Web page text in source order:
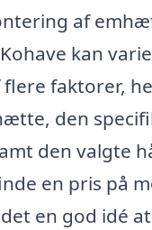
af
kan
faktorer,
den
den valgte
en pris på
en god idé